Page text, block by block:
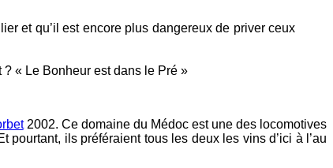
et qu’il est encore plus dangereux de priver ceux
« Le Bonheur est dans le Pré »
2002. Ce domaine du Médoc est une des locomotives
ils préféraient tous les deux les vins d’ici à l’au